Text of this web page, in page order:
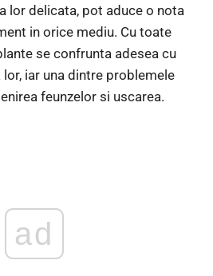
lor delicata, pot aduce o nota
in orice mediu. Cu toate
se confrunta adesea cu
iar una dintre problemele
feunzelor si uscarea.
ad